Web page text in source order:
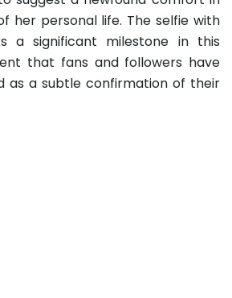
her personal life. The selfie with
a significant milestone in this
that fans and followers have
as a subtle confirmation of their